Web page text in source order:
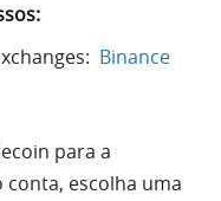
Binance
para a
conta, escolha uma